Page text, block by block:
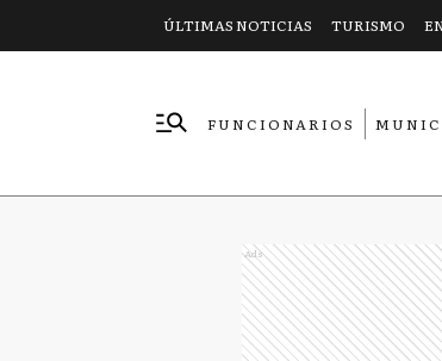
ÚLTIMAS NOTICIAS TURISMO
FUNCIONARIOS
Ads